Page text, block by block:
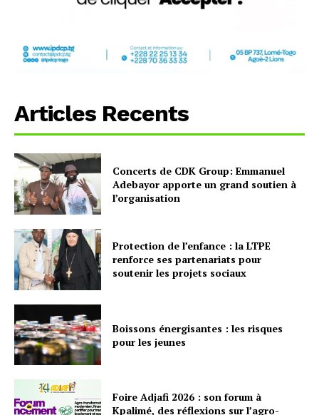
Articles Recents
Concerts de CDK Group: Emmanuel
Adebayor apporte un grand soutien à
l’organisation
Protection de l’enfance : la LTPE
renforce ses partenariats pour
soutenir les projets sociaux
Boissons énergisantes : les risques
pour les jeunes
Foire Adjafi 2026 : son forum à
Kpalimé, des réflexions sur l’agro-